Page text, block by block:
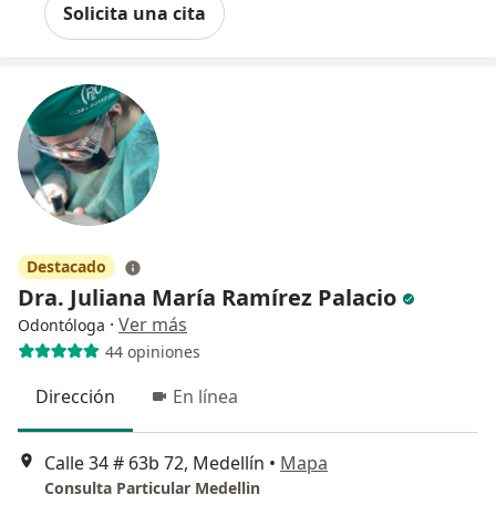
Solicita una cita
Destacado
Dra. Juliana María Ramírez Palacio
Odontóloga · Ver más
44 opiniones
Dirección En línea
Calle 34 # 63b 72, Medellín • Mapa
Consulta Particular Medellin